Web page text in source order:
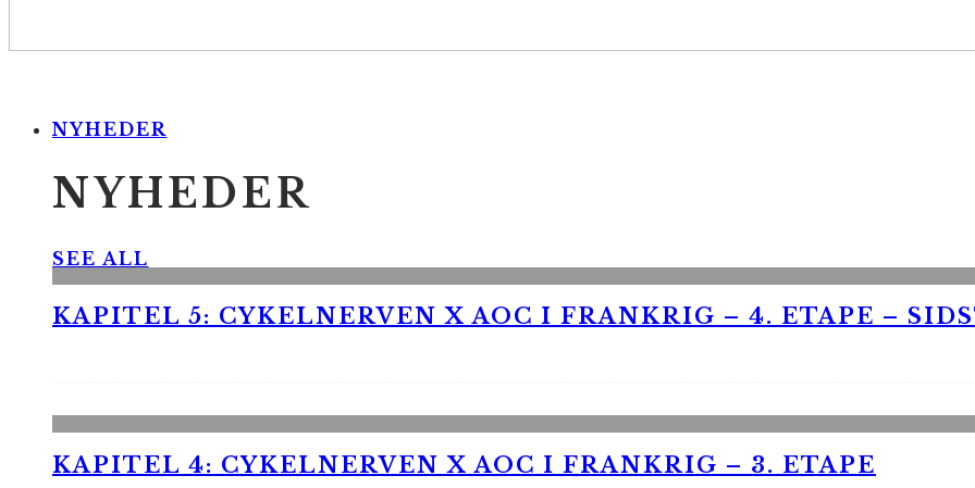
NYHEDER
NYHEDER
SEE ALL
KAPITEL 5: CYKELNERVEN X AOC I FRANKRIG – 4. ETAPE –
KAPITEL 4: CYKELNERVEN X AOC I FRANKRIG – 3. ETAPE